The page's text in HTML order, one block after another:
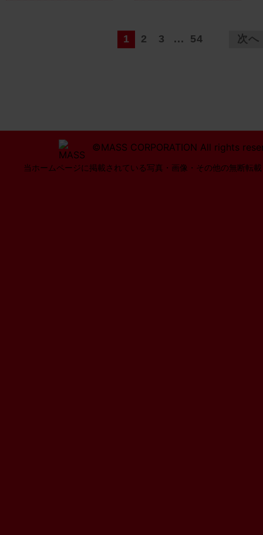
1 2 3 ... 54 次
©MASS CORPORATION All rights
当ホームページに掲載されている写真・画像・その他の無断転